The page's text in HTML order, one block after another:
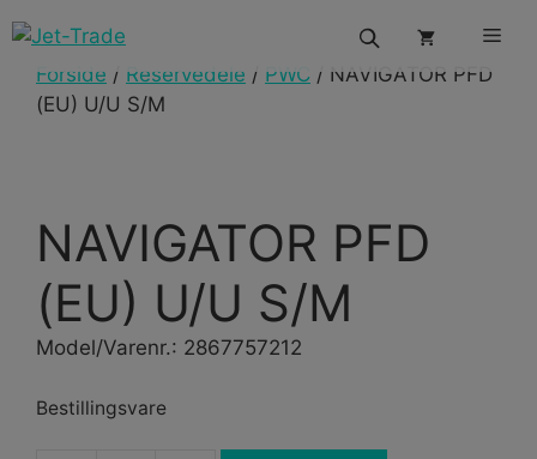
til
indholdForside / Reservedele / PWC / NAVIGATOR PFD
(EU) U/U S/M
NAVIGATOR PFD
(EU) U/U S/M
Model/Varenr.: 2867757212
Bestillingsvare